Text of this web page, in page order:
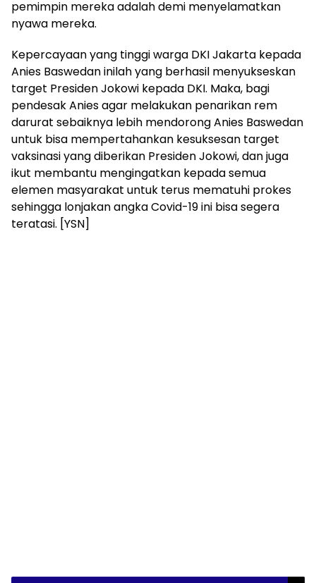
pemimpin mereka adalah demi menyelamatkan
nyawa mereka.
Kepercayaan yang tinggi warga DKI Jakarta kepada
Anies Baswedan inilah yang berhasil menyukseskan
target Presiden Jokowi kepada DKI. Maka, bagi
pendesak Anies agar melakukan penarikan rem
darurat sebaiknya lebih mendorong Anies Baswedan
untuk bisa mempertahankan kesuksesan target
vaksinasi yang diberikan Presiden Jokowi, dan juga
ikut membantu mengingatkan kepada semua
elemen masyarakat untuk terus mematuhi prokes
sehingga lonjakan angka Covid-19 ini bisa segera
teratasi. [YSN]